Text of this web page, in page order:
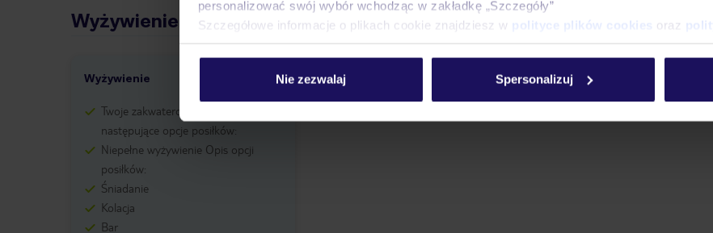
personalizować swój wybór wchodząc w zakładkę „Szczegóły”
Szczegółowe informacje o plikach cookie znajdziesz w polityce plików cookies oraz
Nie zezwalaj Spersonalizuj
Wyżywienie
Wyżywienie
Twoje zakwaterowanie oferuje
następujące opcje posiłków:
Niepełne wyżywienie Opis opcji
posiłków:
Śniadanie
Kolacja
Bar